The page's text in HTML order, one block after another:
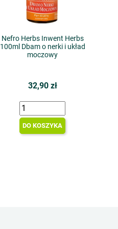
Nefro Herbs Inwent Herbs
100ml Dbam o nerki i układ
moczowy
32,90 zł
DO KOSZYKA